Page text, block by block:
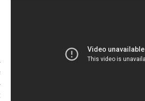
CARAVELLE
PODCAST